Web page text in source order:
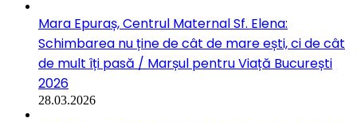
Mara Epuraș, Centrul Maternal Sf. Elena:
Schimbarea nu ține de cât de mare ești, ci de cât
de mult îți pasă / Marșul pentru Viață București
2026
28.03.2026